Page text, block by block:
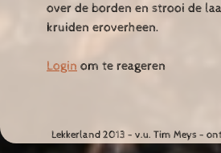
over de borden en strooi de
kruiden eroverheen.
Login om te reageren
Lekkerland 2013 - v.u. Tim Meys -